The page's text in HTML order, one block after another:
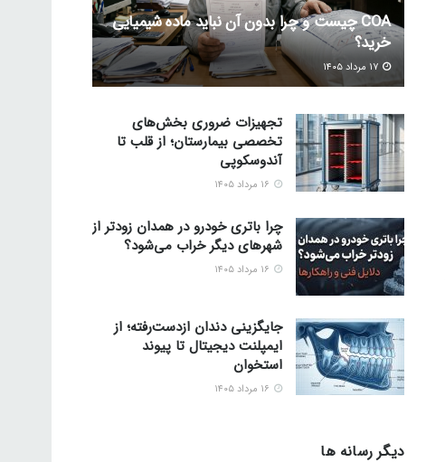
COA چیست و چرا بدون آن نباید ماده شیمیایی
خرید؟
تجهیزات ضروری بخش‌های
تخصصی بیمارستان؛ از قلب تا
آندوسکوپی
چرا باتری خودرو در همدان زودتر از
شهرهای دیگر خراب می‌شود؟
جایگزینی دندان ازدست‌رفته؛ از
ایمپلنت دیجیتال تا پیوند
استخوان
دیگر رسانه ها